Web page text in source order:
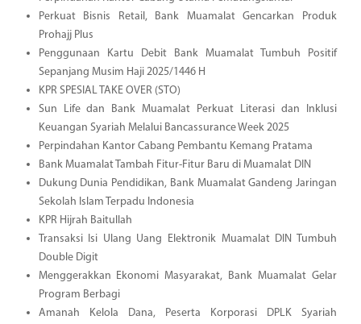
Perkuat Bisnis Retail, Bank Muamalat Gencarkan Produk
Prohajj Plus
Penggunaan Kartu Debit Bank Muamalat Tumbuh Positif
Sepanjang Musim Haji 2025/1446 H
KPR SPESIAL TAKE OVER (STO)
Sun Life dan Bank Muamalat Perkuat Literasi dan Inklusi
Keuangan Syariah Melalui Bancassurance Week 2025
Perpindahan Kantor Cabang Pembantu Kemang Pratama
Bank Muamalat Tambah Fitur-Fitur Baru di Muamalat DIN
Dukung Dunia Pendidikan, Bank Muamalat Gandeng Jaringan
Sekolah Islam Terpadu Indonesia
KPR Hijrah Baitullah
Transaksi Isi Ulang Uang Elektronik Muamalat DIN Tumbuh
Double Digit
Menggerakkan Ekonomi Masyarakat, Bank Muamalat Gelar
Program Berbagi
Amanah Kelola Dana, Peserta Korporasi DPLK Syariah